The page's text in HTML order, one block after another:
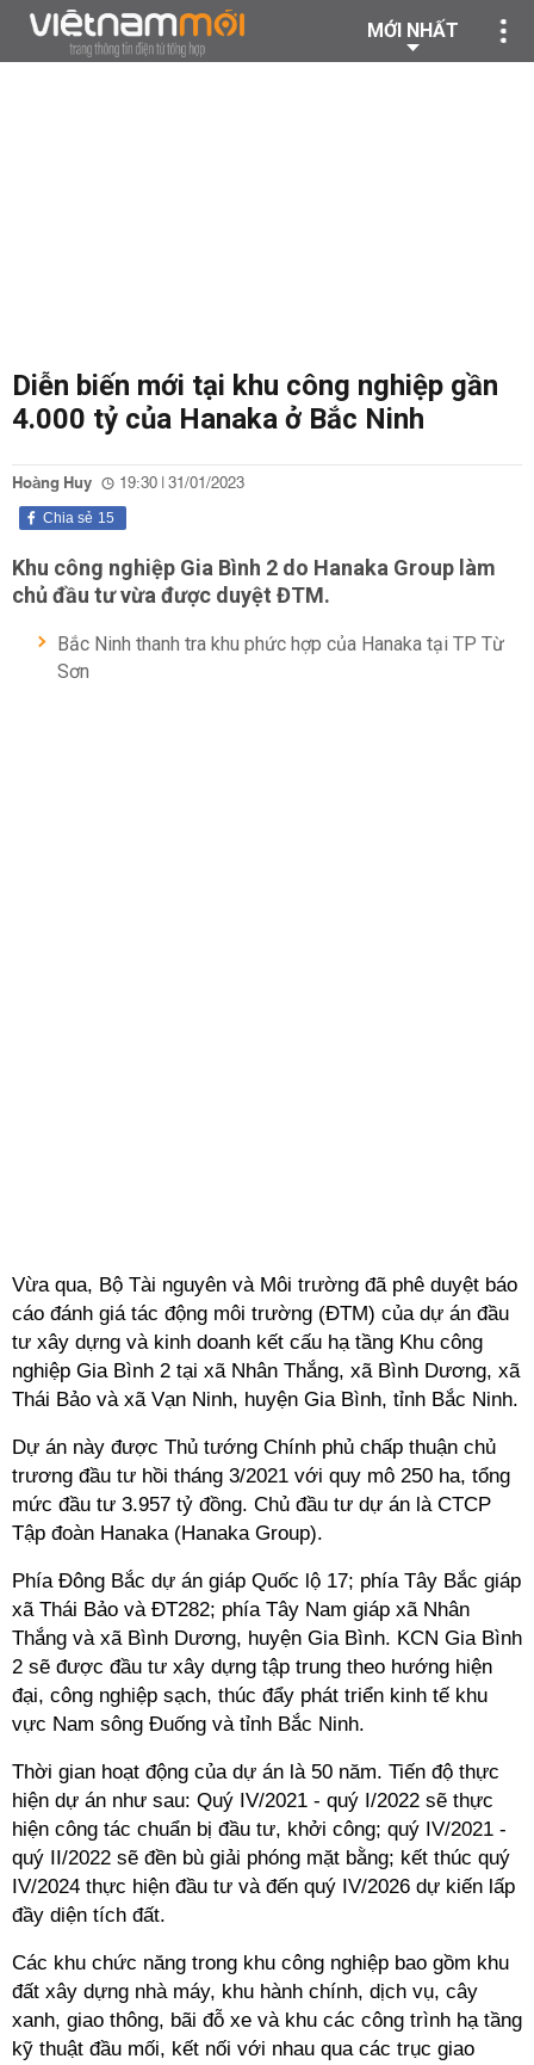
MỚI NHẤT
Diễn biến mới tại khu công nghiệp gần
4.000 tỷ của Hanaka ở Bắc Ninh
Hoàng Huy 19:30 | 31/01/2023
15
Chia sẻ
Khu công nghiệp Gia Bình 2 do Hanaka Group làm
chủ đầu tư vừa được duyệt ĐTM.
Bắc Ninh thanh tra khu phức hợp của Hanaka tại TP Từ
Sơn
Vừa qua, Bộ Tài nguyên và Môi trường đã phê duyệt báo
cáo đánh giá tác động môi trường (ĐTM) của dự án đầu
tư xây dựng và kinh doanh kết cấu hạ tầng Khu công
nghiệp Gia Bình 2 tại xã Nhân Thắng, xã Bình Dương, xã
Thái Bảo và xã Vạn Ninh, huyện Gia Bình, tỉnh Bắc Ninh.
Dự án này được Thủ tướng Chính phủ chấp thuận chủ
trương đầu tư hồi tháng 3/2021 với quy mô 250 ha, tổng
mức đầu tư 3.957 tỷ đồng. Chủ đầu tư dự án là CTCP
Tập đoàn Hanaka (Hanaka Group).
Phía Đông Bắc dự án giáp Quốc lộ 17; phía Tây Bắc giáp
xã Thái Bảo và ĐT282; phía Tây Nam giáp xã Nhân
Thắng và xã Bình Dương, huyện Gia Bình. KCN Gia Bình
2 sẽ được đầu tư xây dựng tập trung theo hướng hiện
đại, công nghiệp sạch, thúc đẩy phát triển kinh tế khu
vực Nam sông Đuống và tỉnh Bắc Ninh.
Thời gian hoạt động của dự án là 50 năm. Tiến độ thực
hiện dự án như sau: Quý IV/2021 - quý I/2022 sẽ thực
hiện công tác chuẩn bị đầu tư, khởi công; quý IV/2021 -
quý II/2022 sẽ đền bù giải phóng mặt bằng; kết thúc quý
IV/2024 thực hiện đầu tư và đến quý IV/2026 dự kiến lấp
đầy diện tích đất.
Các khu chức năng trong khu công nghiệp bao gồm khu
đất xây dựng nhà máy, khu hành chính, dịch vụ, cây
xanh, giao thông, bãi đỗ xe và khu các công trình hạ tầng
kỹ thuật đầu mối, kết nối với nhau qua các trục giao